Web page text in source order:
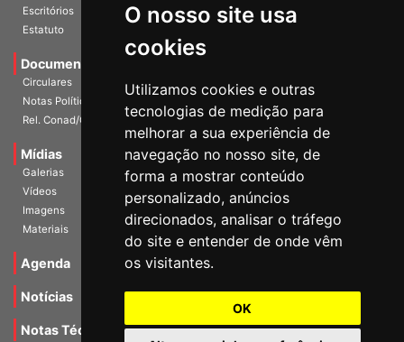
O nosso site usa
cookies
Utilizamos cookies e outras
tecnologias de medição para
melhorar a sua experiência de
navegação no nosso site, de
forma a mostrar conteúdo
personalizado, anúncios
direcionados, analisar o tráfego
do site e entender de onde vêm
os visitantes.
OK
Escritórios
Estatuto
Documentos
Circulares
Notas Políticas
Rel. Conad/Congresso
Mídias
Galerias
Vídeos
Imagens
Materiais
Agenda
Notícias
Notas Técnicas